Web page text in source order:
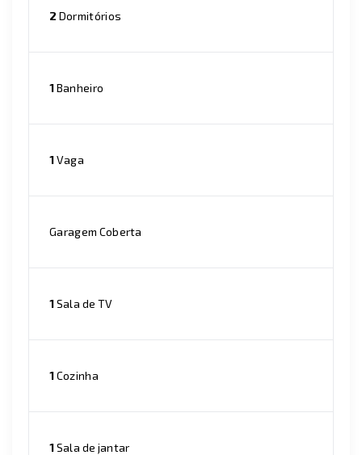
2 Dormitórios
1Banheiro
1Vaga
Garagem Coberta
1Sala de TV
1Cozinha
1Sala de jantar